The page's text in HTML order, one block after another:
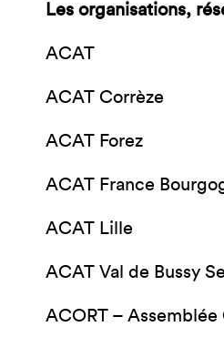
Les organisations,
ACAT
ACAT Corrèze
ACAT Forez
ACAT France
ACAT Lille
ACAT Val de Bussy
ACORT –